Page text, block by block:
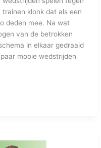
klonk dat als een
deden mee. Na wat
van de betrokken
in elkaar gedraaid
mooie wedstrijden